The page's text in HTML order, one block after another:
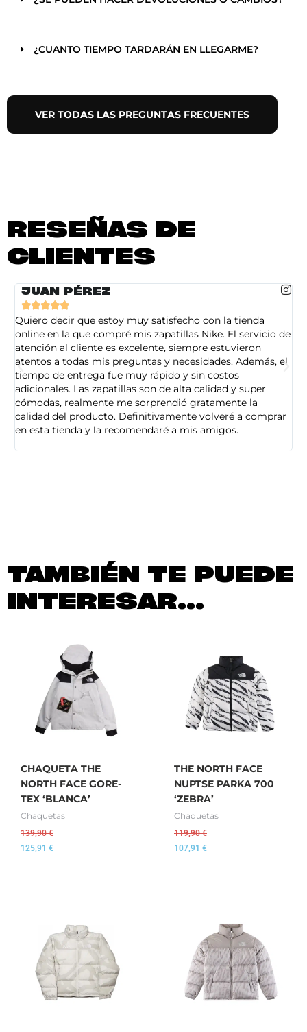
¿CUANTO TIEMPO TARDARÁN EN LLEGARME?
VER TODAS LAS PREGUNTAS FRECUENTES
RESEÑAS DE
CLIENTES
JUAN PÉREZ

Quiero decir que estoy muy satisfecho con la tienda
online en la que compré mis zapatillas Nike. El servicio de
atención al cliente es excelente, siempre estuvieron
atentos a todas mis preguntas y necesidades. Además, el
tiempo de entrega fue muy rápido y sin costos
adicionales. Las zapatillas son de alta calidad y super
cómodas, realmente me sorprendió gratamente la
calidad del producto. Definitivamente volveré a comprar
en esta tienda y la recomendaré a mis amigos.
TAMBIÉN TE PUEDE
INTERESAR...
CHAQUETA THE
NORTH FACE GORE-
TEX ‘BLANCA’
Chaquetas
139,90€
125,91 €
THE NORTH FACE
NUPTSE PARKA 700
‘ZEBRA’
Chaquetas
119,90€
107,91 €